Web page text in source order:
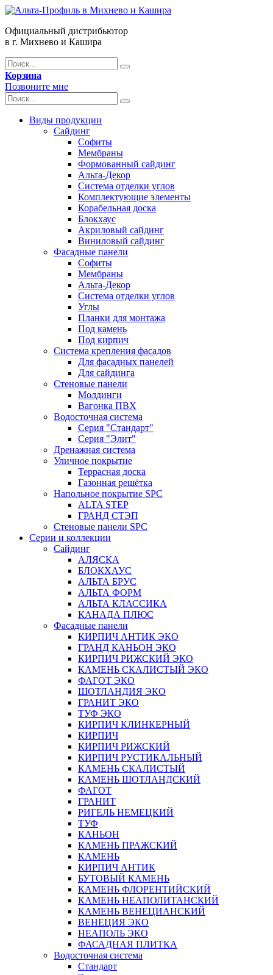
Официальный дистрибьютор
в г. Михнево и Кашира
Корзина
Позвоните мне
Виды продукции
Сайдинг
Софиты
Мембраны
Формованный сайдинг
Альта-Декор
Система отделки углов
Комплектующие элементы
Корабельная доска
Блокхаус
Акриловый сайдинг
Виниловый сайдинг
Фасадные панели
Софиты
Мембраны
Альта-Декор
Система отделки углов
Углы
Планки для монтажа
Под камень
Под кирпич
Система крепления фасадов
Для фасадных панелей
Для сайдинга
Стеновые панели
Молдинги
Вагонка ПВХ
Водосточная система
Серия "Стандарт"
Серия "Элит"
Дренажная система
Уличное покрытие
Террасная доска
Газонная решётка
Напольное покрытие SPC
ALTA STEP
ГРАНД СТЭП
Стеновые панели SPC
Серии и коллекции
Сайдинг
АЛЯСКА
БЛОКХАУС
АЛЬТА БРУС
АЛЬТА ФОРМ
АЛЬТА КЛАССИКА
КАНАДА ПЛЮС
Фасадные панели
КИРПИЧ АНТИК ЭКО
ГРАНД КАНЬОН ЭКО
КИРПИЧ РИЖСКИЙ ЭКО
КАМЕНЬ СКАЛИСТЫЙ ЭКО
ФАГОТ ЭКО
ШОТЛАНДИЯ ЭКО
ГРАНИТ ЭКО
ТУФ ЭКО
КИРПИЧ КЛИНКЕРНЫЙ
КИРПИЧ
КИРПИЧ РИЖСКИЙ
КИРПИЧ РУСТИКАЛЬНЫЙ
КАМЕНЬ СКАЛИСТЫЙ
КАМЕНЬ ШОТЛАНДСКИЙ
ФАГОТ
ГРАНИТ
РИГЕЛЬ НЕМЕЦКИЙ
ТУФ
КАНЬОН
КАМЕНЬ ПРАЖСКИЙ
КАМЕНЬ
КИРПИЧ АНТИК
БУТОВЫЙ КАМЕНЬ
КАМЕНЬ ФЛОРЕНТИЙСКИЙ
КАМЕНЬ НЕАПОЛИТАНСКИЙ
КАМЕНЬ ВЕНЕЦИАНСКИЙ
ВЕНЕЦИЯ ЭКО
НЕАПОЛЬ ЭКО
ФАСАДНАЯ ПЛИТКА
Водосточная система
Стандарт